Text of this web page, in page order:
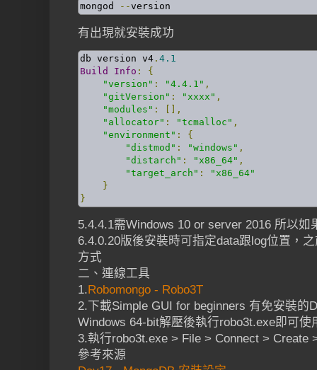
mongod --version
有出現就安裝成功
db version v4 . 4.1
Build
Info :
{
"version" : "4.4.1" ,
"gitVersion" : "xxxx" ,
"modules" :
[],
"allocator" : "tcmalloc" ,
"environment" :
{
"distmod" : "windows" ,
"distarch" : "x86_64" ,
"target_arch" :
"x86_64"
}
}
5.4.4.1需Windows 10 or server 2016 所以如
6.4.0.20版後安裝時可指定data跟log位置，
方式
二、連線工具
1.Robomongo - Robo3T
2.下載Simple GUI for beginners 有免安裝的
Windows 64-bit解壓後執行robo3t.exe即可使
3.執行robo3t.exe > File > Connect > Create
參考來源